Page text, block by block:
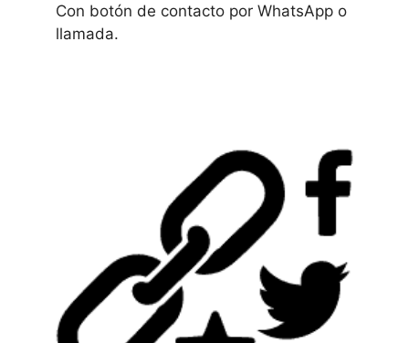
Con botón de contacto por WhatsApp o
llamada.